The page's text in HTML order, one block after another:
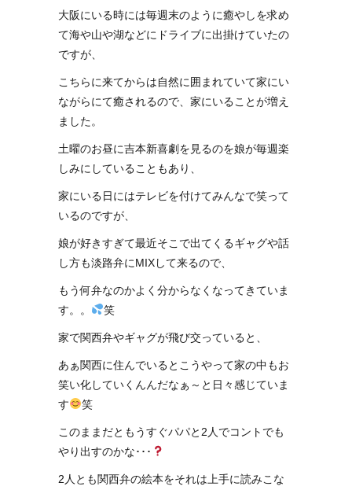
大阪にいる時には毎週末のように癒やしを求め
て海や山や湖などにドライブに出掛けていたの
ですが、
こちらに来てからは自然に囲まれていて家にい
ながらにて癒されるので、家にいることが増え
ました。
土曜のお昼に吉本新喜劇を見るのを娘が毎週楽
しみにしていることもあり、
家にいる日にはテレビを付けてみんなで笑って
いるのですが、
娘が好きすぎて最近そこで出てくるギャグや話
し方も淡路弁にMIXして来るので、
もう何弁なのかよく分からなくなってきていま
す。。
笑
家で関西弁やギャグが飛び交っていると、
あぁ関西に住んでいるとこうやって家の中もお
笑い化していくんんだなぁ～と日々感じていま
す
笑
このままだともうすぐパパと2人でコントでも
やり出すのかな･･･
2人とも関西弁の絵本をそれは上手に読みこな